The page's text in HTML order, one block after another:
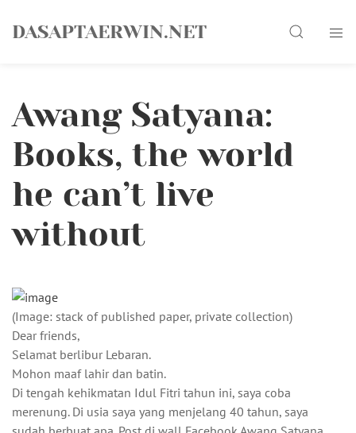
DASAPTAERWIN.NET Search
Awang Satyana:
Books, the world
he can’t live
without
(Image: stack of published paper, private collection)
Dear friends,
Selamat berlibur Lebaran.
Mohon maaf lahir dan batin.
Di tengah kehikmatan Idul Fitri tahun ini, saya coba
merenung. Di usia saya yang menjelang 40 tahun, saya